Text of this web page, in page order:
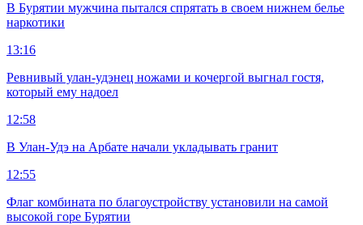
В Бурятии мужчина пытался спрятать в своем нижнем белье
наркотики
13:16
Ревнивый улан-удэнец ножами и кочергой выгнал гостя,
который ему надоел
12:58
В Улан-Удэ на Арбате начали укладывать гранит
12:55
Флаг комбината по благоустройству установили на самой
высокой горе Бурятии